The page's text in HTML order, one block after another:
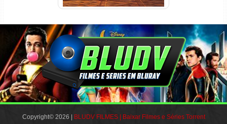
Copyright© 2026 | BLUDV FILMES | Baixar Filmes e Séries Torrent